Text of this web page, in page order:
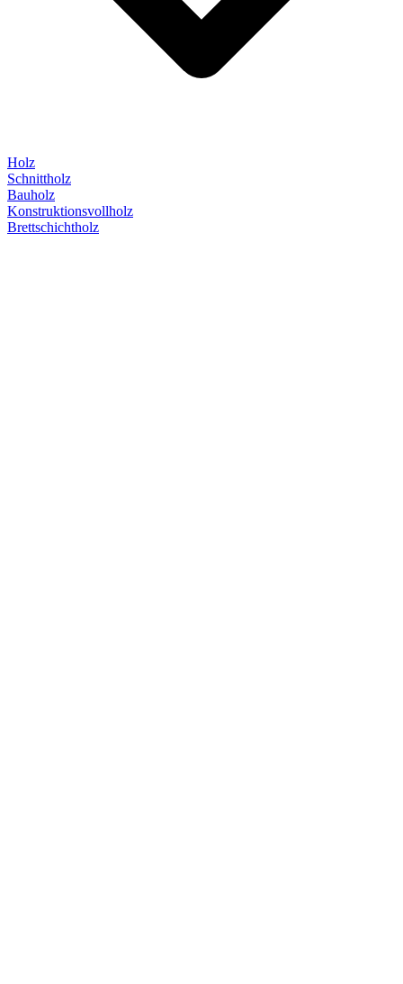
Holz
Schnittholz
Bauholz
Konstruktionsvollholz
Brettschichtholz